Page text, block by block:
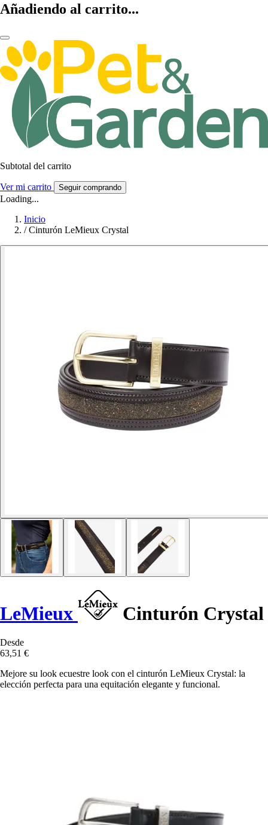
Añadiendo al carrito...
Subtotal del carrito
Ver mi carrito Seguir comprando
Loading...
Inicio
/ Cinturón LeMieux Crystal
LeMieux Cinturón Crystal
Desde
63,51 €
Mejore su look ecuestre look con el cinturón LeMieux Crystal: la
elección perfecta para una equitación elegante y funcional.